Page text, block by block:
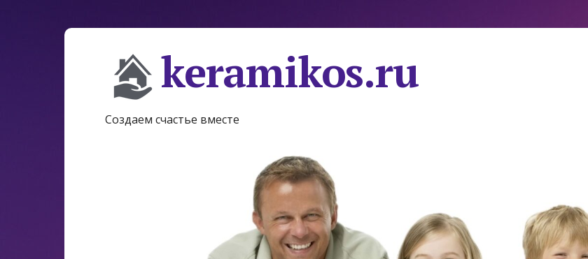
keramikos.ru
Создаем счастье вместе